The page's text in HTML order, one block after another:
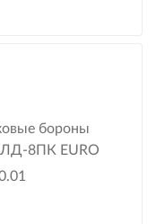
бороны
8ПК EURO